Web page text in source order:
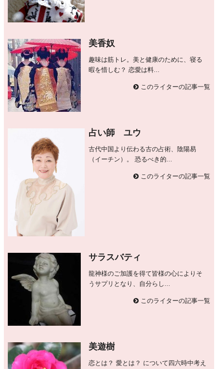
美香奴
趣味は筋トレ。美と健康のために、寝る
暇を惜しむ？ 恋愛は料...
このライターの記事一覧
占い師 ユウ
古代中国より伝わる古の占術、陰陽易
（イーチン）。 恐るべき的...
このライターの記事一覧
サラスバティ
龍神様のご加護を得て皆様の心によりそ
うサプリとなり、自分らし...
このライターの記事一覧
美遊樹
恋とは？ 愛とは？ について四六時中考え